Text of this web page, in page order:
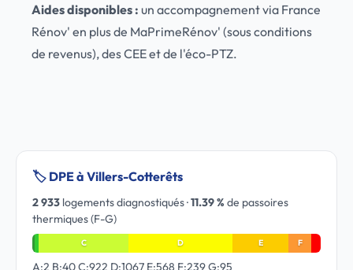
Aides disponibles : un accompagnement via France
Rénov' en plus de MaPrimeRénov' (sous conditions
de revenus), des CEE et de l'éco-PTZ.
🏷️ DPE à Villers-Cotterêts
2 933 logements diagnostiqués ·11.39 % de passoires
thermiques (F-G)
C D E F
A:2 B:40 C:922 D:1067 E:568 F:239 G:95